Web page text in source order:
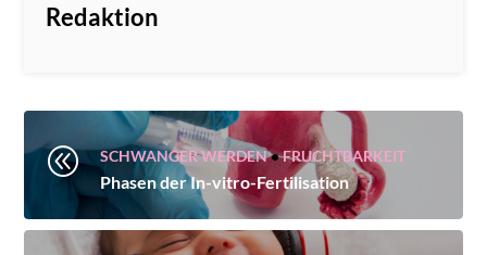
Redaktion
@ SCHWANGER WERDEN•FRUCHTBARKEIT
Phasen der In-vitro-Fertilisation